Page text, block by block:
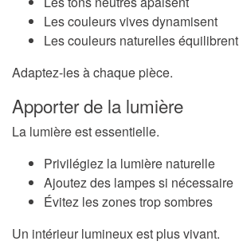
Les couleurs vives dynamisent
Les couleurs naturelles équilibrent
Adaptez-les à chaque pièce.
Apporter de la lumière
La lumière est essentielle.
Privilégiez la lumière naturelle
Ajoutez des lampes si nécessaire
Évitez les zones trop sombres
Un intérieur lumineux est plus vivant.